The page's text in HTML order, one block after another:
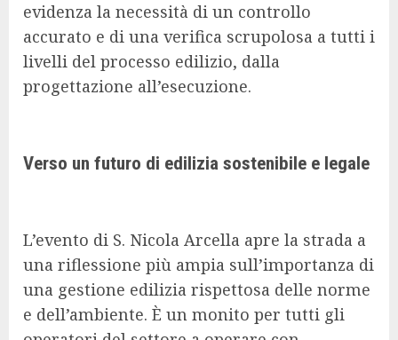
evidenza la necessità di un controllo
accurato e di una verifica scrupolosa a tutti i
livelli del processo edilizio, dalla
progettazione all’esecuzione.
Verso un futuro di edilizia sostenibile e legale
L’evento di S. Nicola Arcella apre la strada a
una riflessione più ampia sull’importanza di
una gestione edilizia rispettosa delle norme
e dell’ambiente. È un monito per tutti gli